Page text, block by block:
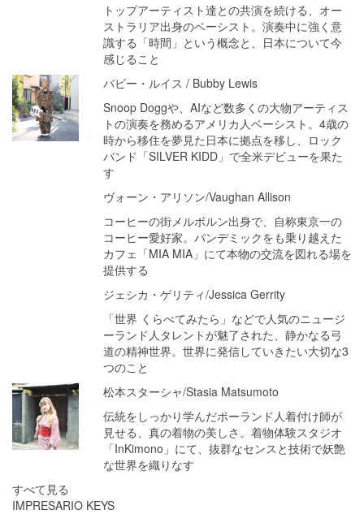
トップアーティスト達との共演を続ける、オー
ストラリア出身のベーシスト。演奏中に強く意
識する「時間」という概念と、日本について今
感じること
バビー・ルイス / Bubby Lewis
Snoop Doggや、AIなど数多くの大物アーティス
トの演奏を務めるアメリカ人ベーシスト。4歳の
時から移住を夢見た日本に拠点を移し、ロック
バンド「SILVER KIDD」で全米デビューを果た
す
ヴォーン・アリソン/Vaughan Allison
コーヒーの街メルボルン出身で、自称東京一の
コーヒー愛好家。パンデミックをも乗り越えた
カフェ「MIA MIA」にて本物の交流を図れる場を
提供する
ジェシカ・ゲリティ/Jessica Gerrity
「世界 くらべてみたら」などで人気のニュージ
ーランド人タレントが魅了された、静かなる弓
道の精神世界。世界に発信していきたい大切な3
つのこと
松本スターシャ/Stasia Matsumoto
伝統をしっかり学んだポーランド人着付け師が
見せる、真の着物の美しさ。着物体験スタジオ
「InKimono」にて、抜群なセンスと技術で妖艶
な世界を織りなす
すべて見る
IMPRESARIO KEYS